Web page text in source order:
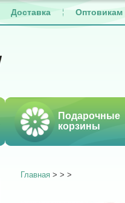
Доставка Оптовикам
Подарочные
корзины
Главная > > >